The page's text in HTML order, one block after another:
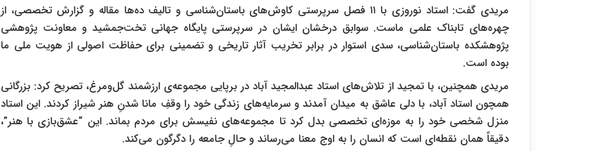
مریدی گفت: استاد نوروزی با ۱۱ فصل سرپرستی کاوش‌های باستان‌شناسی و تالیف ده‌ها مقاله و گزارش تخصصی، از
چهره‌های تابناک علمی ماست. سوابق درخشان ایشان در سرپرستی پایگاه جهانی تخت‌جمشید و معاونت پژوهشی
پژوهشکده باستان‌شناسی، سدی استوار در برابر تخریب آثار تاریخی و تضمینی برای حفاظت اصولی از هویت ملی ما
بوده است.
مریدی همچنین، با تمجید از تلاش‌های استاد عبدالمجید آباد در برپایی مجموعه‌ی ارزشمند گل‌ومرغ، تصریح کرد: بزرگانی
همچون استاد آباد، با دلی عاشق به میدان آمدند و سرمایه‌های زندگی خود را وقفِ مانا شدنِ هنر شیراز کردند. این استاد
منزل شخصی خود را به موزه‌ای تخصصی بدل کرد تا مجموعه‌های نفیسش برای مردم بماند. این “عشق‌بازی با هنر”،
دقیقاً همان نقطه‌ای است که انسان را به اوج معنا می‌رساند و حالِ جامعه را دگرگون می‌کند.